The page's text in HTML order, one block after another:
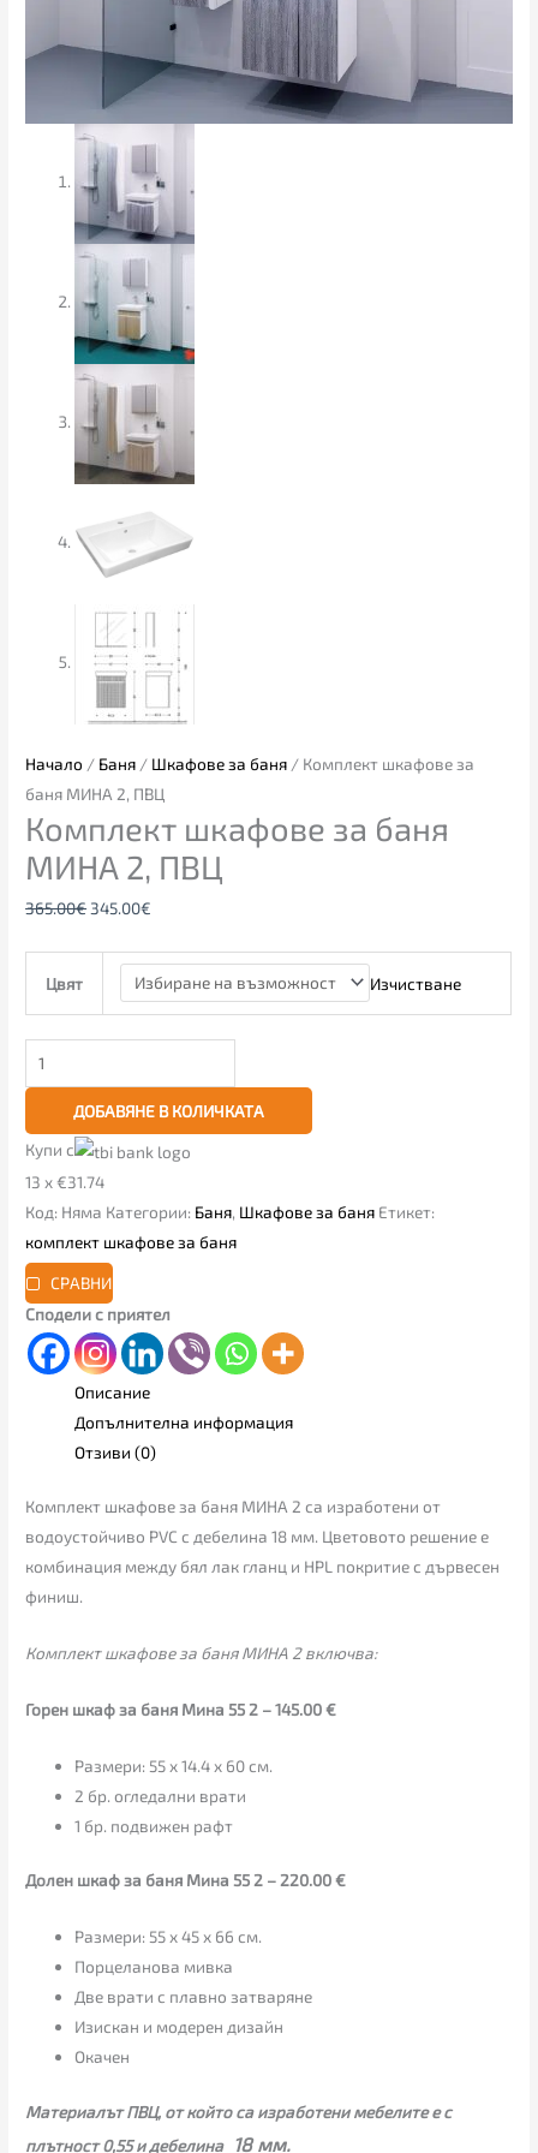
Начало / Баня / Шкафове за баня / Комплект шкафове за
баня МИНА 2, ПВЦ
Комплект шкафове за баня
МИНА 2, ПВЦ
365.00€ 345.00€
Цвят Изчистване
ДОБАВЯНЕ В КОЛИЧКАТА
Купи с
13 x €31.74
Код: Няма Категории: Баня, Шкафове за баня Етикет:
комплект шкафове за баня
СРАВНИ
Сподели с приятел
Описание
Допълнителна информация
Отзиви (0)
Комплект шкафове за баня МИНА 2 са изработени от
водоустойчиво PVC с дебелина 18 мм. Цветовото решение е
комбинация между бял лак гланц и HPL покритие с дървесен
финиш.
Комплект шкафове за баня МИНА 2 включва:
Горен шкаф за баня Мина 55 2 – 145.00 €
Размери: 55 х 14.4 х 60 см.
2 бр. огледални врати
1 бр. подвижен рафт
Долен шкаф за баня Мина 55 2 – 220.00 €
Размери: 55 х 45 х 66 см.
Порцеланова мивка
Две врати с плавно затваряне
Изискан и модерен дизайн
Окачен
Материалът ПВЦ, от който са изработени мебелите е с
плътност 0,55 и дебелина18 мм.